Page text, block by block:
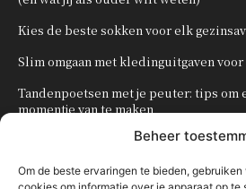
Beheer
Om de beste ervaringen te bieden,
Kies de beste sokken voor elk
Slim omgaan met kledinguitgaven
Tandenpoetsen met je peuter: tips om
momentje van te maken
Zo organiseer je een onvergetelijk